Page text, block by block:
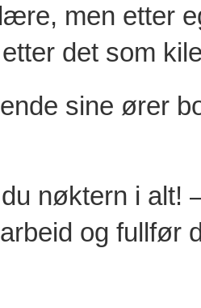
men etter
det som
sine ører
nøktern i alt!
og fullfør